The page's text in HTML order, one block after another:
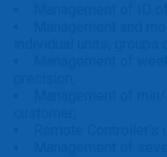
Management of ID
Management and
individual units,
Management of
Management of
Remote
Management of